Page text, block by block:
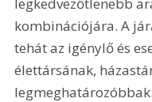
kombinációjára. A
tehát az igénylő és
élettársának,